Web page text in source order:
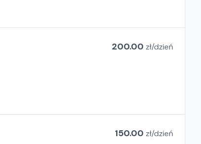
200.00 zł/dzień
150.00 zł/dzień